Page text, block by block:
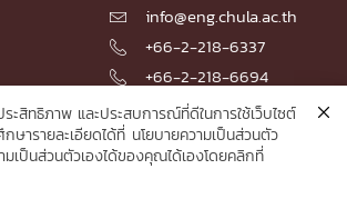
 info@eng.chula.ac.th
 +66-2-218-6337
 +66-2-218-6694
Engineering, Chulalongkorn University
ะสิทธิภาพ และประสบการณ์ที่ดีในการใช้เว็บไซต์
ารายละเอียดได้ที่ นโยบายความเป็นส่วนตัว
มเป็นส่วนตัวเองได้ของคุณได้เองโดยคลิกที่